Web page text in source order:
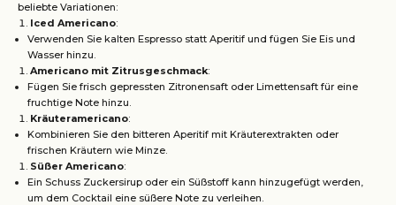
beliebte Variationen:
Iced Americano:
Verwenden Sie kalten Espresso statt Aperitif und fügen Sie Eis und
Wasser hinzu.
Americano mit Zitrusgeschmack:
Fügen Sie frisch gepressten Zitronensaft oder Limettensaft für eine
fruchtige Note hinzu.
Kräuteramericano:
Kombinieren Sie den bitteren Aperitif mit Kräuterextrakten oder
frischen Kräutern wie Minze.
Süßer Americano:
Ein Schuss Zuckersirup oder ein Süßstoff kann hinzugefügt werden,
um dem Cocktail eine süßere Note zu verleihen.